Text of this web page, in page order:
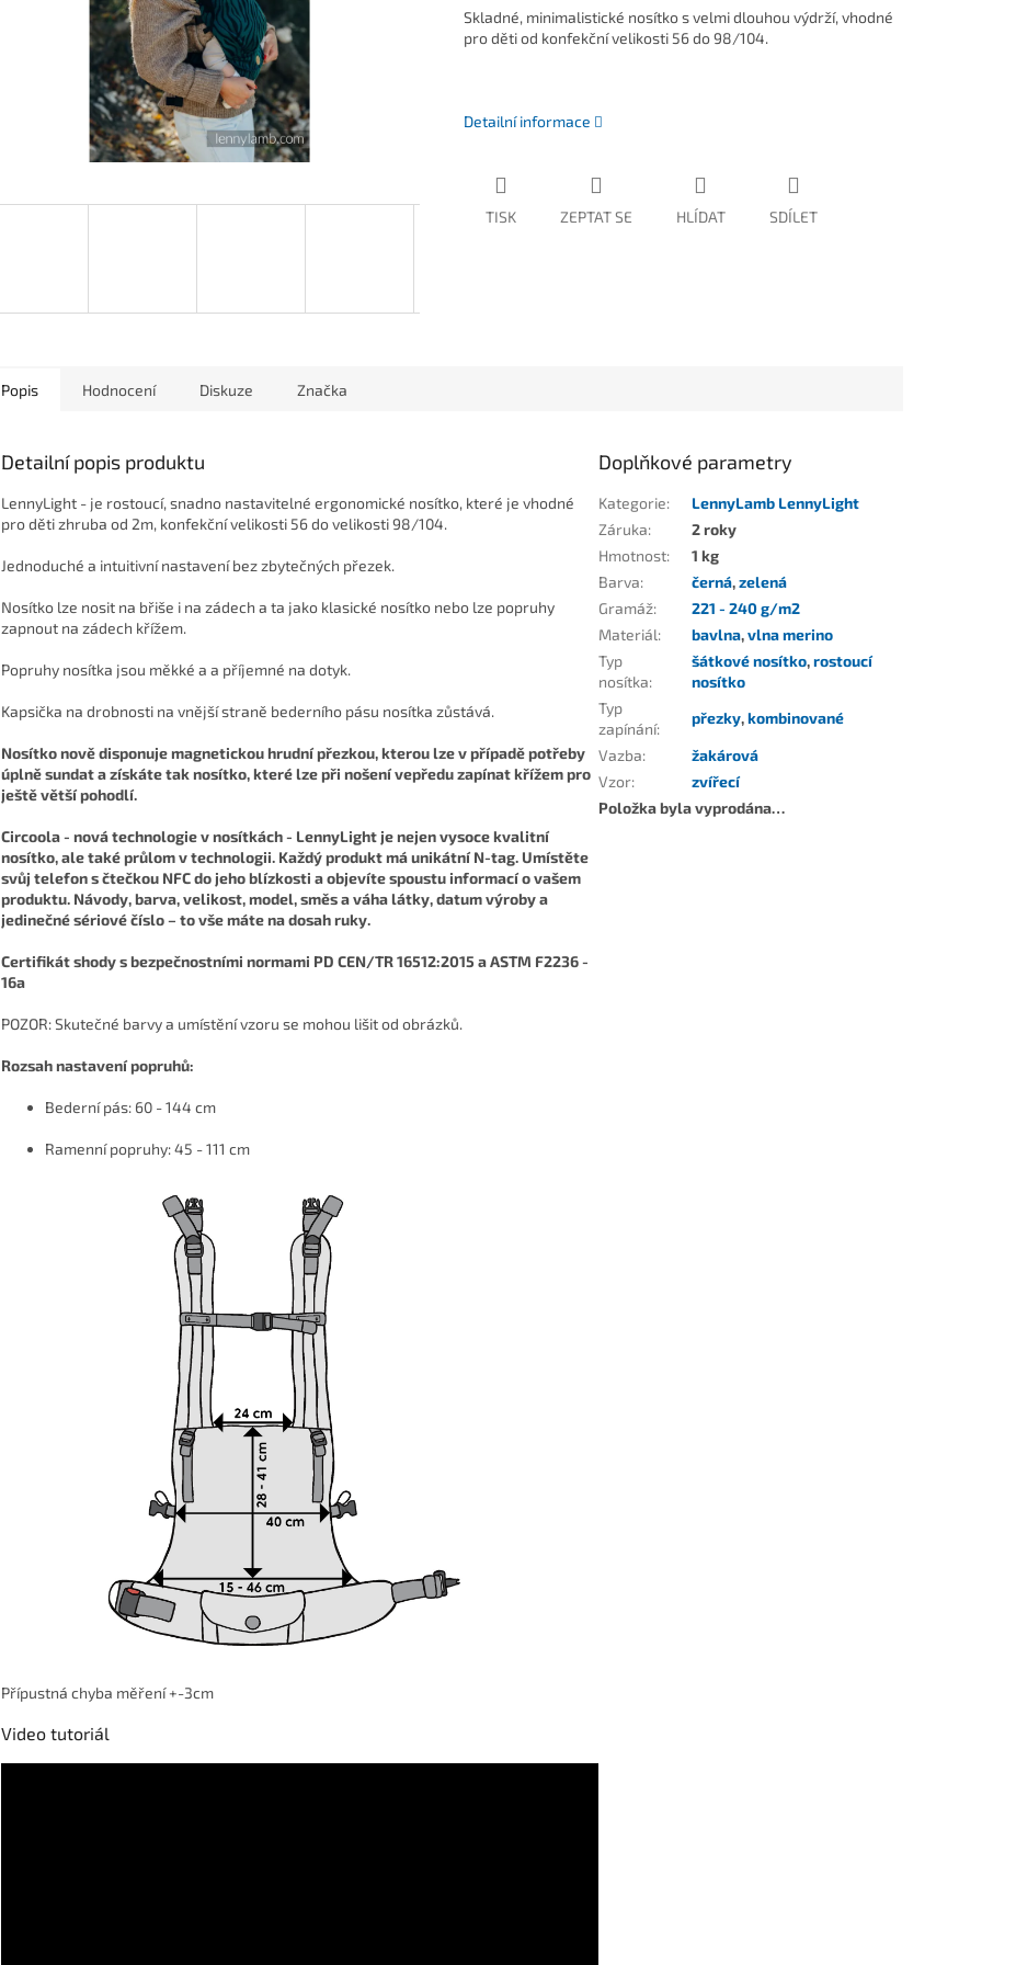
Skladné, minimalistické nosítko s velmi dlouhou výdrží, vhodné
pro děti od konfekční velikosti 56 do 98/104.
Detailní informace
TISK ZEPTAT SE HLÍDAT SDÍLET
Popis Hodnocení Diskuze Značka
Detailní popis produktu
LennyLight - je rostoucí, snadno nastavitelné ergonomické nosítko, které je vhodné
pro děti zhruba od 2m, konfekční velikosti 56 do velikosti 98/104.
Jednoduché a intuitivní nastavení bez zbytečných přezek.
Nosítko lze nosit na břiše i na zádech a ta jako klasické nosítko nebo lze popruhy
zapnout na zádech křížem.
Popruhy nosítka jsou měkké a a příjemné na dotyk.
Kapsička na drobnosti na vnější straně bederního pásu nosítka zůstává.
Nosítko nově disponuje magnetickou hrudní přezkou, kterou lze v případě potřeby
úplně sundat a získáte tak nosítko, které lze při nošení vepředu zapínat křížem pro
ještě větší pohodlí.
Circoola - nová technologie v nosítkách - LennyLight je nejen vysoce kvalitní
nosítko, ale také průlom v technologii. Každý produkt má unikátní N-tag. Umístěte
svůj telefon s čtečkou NFC do jeho blízkosti a objevíte spoustu informací o vašem
produktu. Návody, barva, velikost, model, směs a váha látky, datum výroby a
jedinečné sériové číslo – to vše máte na dosah ruky.
Certifikát shody s bezpečnostními normami PD CEN/TR 16512:2015 a ASTM F2236 -
16a
POZOR: Skutečné barvy a umístění vzoru se mohou lišit od obrázků.
Rozsah nastavení popruhů:
Bederní pás: 60 - 144 cm
Ramenní popruhy: 45 - 111 cm
Přípustná chyba měření +-3cm
Video tutoriál
Doplňkové parametry
Kategorie:
LennyLamb LennyLight
Záruka:
2 roky
Hmotnost:
1 kg
Barva: černá,zelená
Gramáž:
221 - 240 g/m2
Materiál: bavlna,vlna merino
Typ
nosítka:
šátkové nosítko,rostoucí
nosítko
Typ
zapínání:
přezky,kombinované
Vazba:
žakárová
Vzor:
zvířecí
Položka byla vyprodána…